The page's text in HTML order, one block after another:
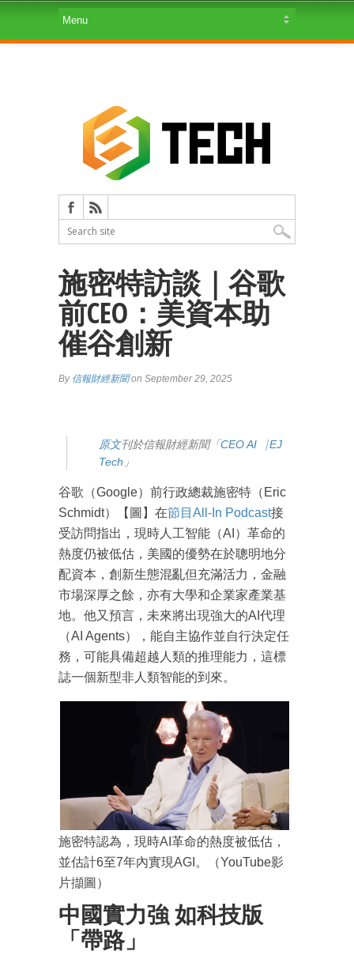
施密特訪談｜谷歌
前CEO：美資本助
催谷創新
By 信報財經新聞on September 29, 2025
原文刊於信報財經新聞「CEO AI⎹ EJ
Tech 」
谷歌（Google）前行政總裁施密特（Eric
Schmidt）【圖】在節目All-In Podcast接
受訪問指出，現時人工智能（AI）革命的
熱度仍被低估，美國的優勢在於聰明地分
配資本，創新生態混亂但充滿活力，金融
市場深厚之餘，亦有大學和企業家產業基
地。他又預言，未來將出現強大的AI代理
（AI Agents），能自主協作並自行決定任
務，可能具備超越人類的推理能力，這標
誌一個新型非人類智能的到來。
施密特認為，現時AI革命的熱度被低估，
並估計6至7年內實現AGI。（YouTube影
片擷圖）
中國實力強 如科技版
「帶路」